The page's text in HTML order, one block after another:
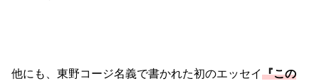
他にも、東野コージ名義で書かれた初のエッセイ『この